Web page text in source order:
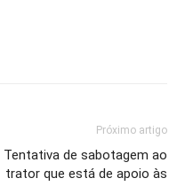
Próximo artigo
Tentativa de sabotagem ao
trator que está de apoio às